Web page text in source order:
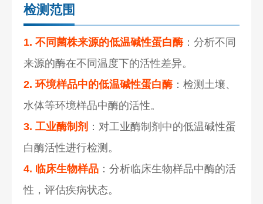
检测范围
1. 不同菌株来源的低温碱性蛋白酶：分析不同
来源的酶在不同温度下的活性差异。
2. 环境样品中的低温碱性蛋白酶：检测土壤、
水体等环境样品中酶的活性。
3. 工业酶制剂 ：对工业酶制剂中的低温碱性蛋
白酶活性进行检测。
4. 临床生物样品 ：分析临床生物样品中酶的活
性，评估疾病状态。